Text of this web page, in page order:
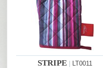
STRIPE LT0011